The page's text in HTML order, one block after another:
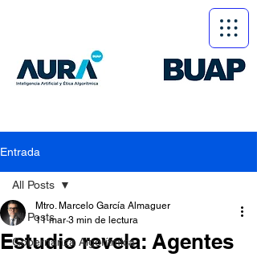
Entrada
All Posts
Gobernanza Algorítmica
All Posts
Estudio revela: Agentes
Mtro. Marcelo García Almaguer
11 mar 3 min de lectura